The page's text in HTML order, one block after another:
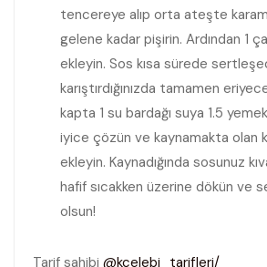
tencereye alıp orta ateşte
gelene kadar pişirin. Ardından 1
ekleyin. Sos kısa sürede
karıştırdığınızda tamamen
kapta 1 su bardağı suya 1.5
iyice çözün ve kaynamakta olan
ekleyin. Kaynadığında sosunuz
hafif sıcakken üzerine dökün ve
olsun!
Tarif sahibi @kcelebi_tarifleri/